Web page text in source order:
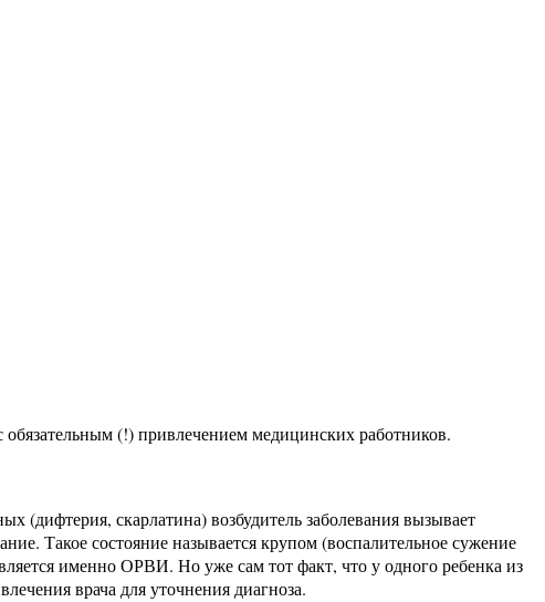
обязательным (!) привлечением медицинских работников.
(дифтерия, скарлатина) возбудитель заболевания вызывает
Такое состояние называется крупом (воспалительное сужение
именно ОРВИ. Но уже сам тот факт, что у одного ребенка из
врача для уточнения диагноза.